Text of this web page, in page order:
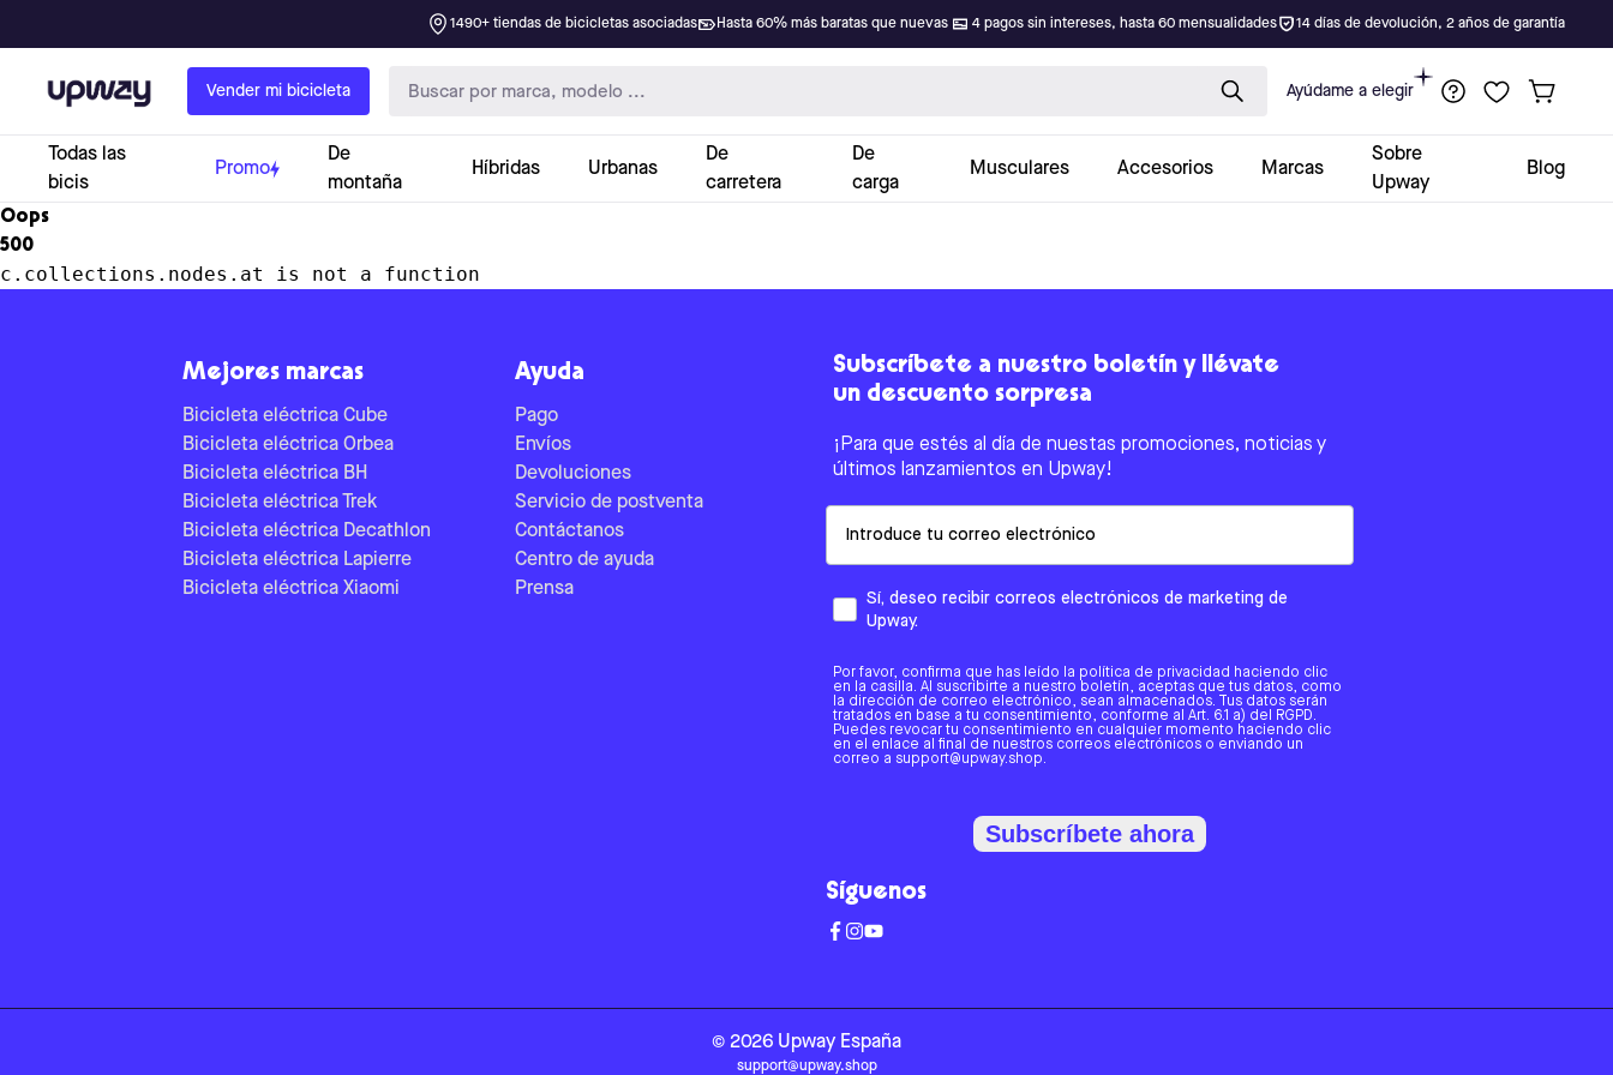
1490+ tiendas de bicicletas asociadas Hasta 60% más baratas que nuevas 4 pagos sin intereses, hasta 60 mensualidades 14 días de devolución, 2 años de garantía
Upway Vender mi bicicleta Ayúdame a elegir
Todas las
bicis
Promo
De
montaña
Híbridas Urbanas
De
carretera
De
carga
Musculares Accesorios Marcas
Sobre
Upway
Blog
Oops
500
c.collections.nodes.at is not a function
Mejores marcas
Bicicleta eléctrica Cube
Bicicleta eléctrica Orbea
Bicicleta eléctrica BH
Bicicleta eléctrica Trek
Bicicleta eléctrica Decathlon
Bicicleta eléctrica Lapierre
Bicicleta eléctrica Xiaomi
Ayuda
Pago
Envíos
Devoluciones
Servicio de postventa
Contáctanos
Centro de ayuda
Prensa
Subscríbete a nuestro boletín y llévate
un descuento sorpresa
¡Para que estés al día de nuestas promociones, noticias y
últimos lanzamientos en Upway!
Sí, deseo recibir correos electrónicos de marketing de
Upway.
Por favor, confirma que has leído la política de privacidad haciendo clic
en la casilla. Al suscribirte a nuestro boletín, aceptas que tus datos, como
la dirección de correo electrónico, sean almacenados. Tus datos serán
tratados en base a tu consentimiento, conforme al Art. 6.1 a) del RGPD.
Puedes revocar tu consentimiento en cualquier momento haciendo clic
en el enlace al final de nuestros correos electrónicos o enviando un
correo a support@upway.shop.
Subscríbete ahora
Síguenos
© 2026 Upway España
support@upway.shop